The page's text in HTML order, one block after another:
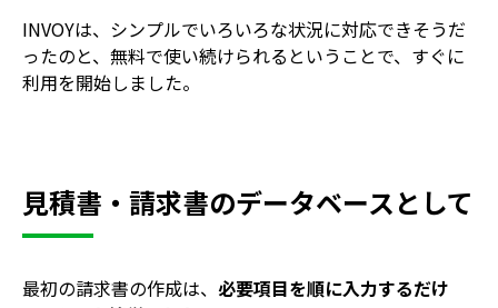
INVOYは、シンプルでいろいろな状況に対応できそうだ
ったのと、無料で使い続けられるということで、すぐに
利用を開始しました。
見積書・請求書のデータベースとして
最初の請求書の作成は、 必要項目を順に入力するだけ